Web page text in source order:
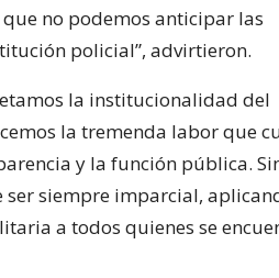
que no podemos anticipar las
policial”, advirtieron.
la institucionalidad del
la tremenda labor que
y la función pública.
siempre imparcial,
a todos quienes se